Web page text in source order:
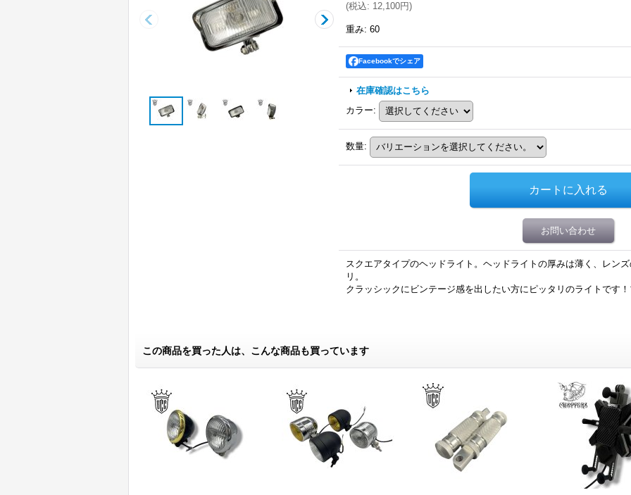
(税込: 12,100円)
重み: 60
Facebookでシェア
在庫確認はこちら
カラー:
数量:
お問い合わせ
スクエアタイプのヘッドライト。ヘッドライトの厚みは薄く、レン
リ。
クラッシックにビンテージ感を出したい方にピッタリのライトです
この商品を買った人は、こんな商品も買っています